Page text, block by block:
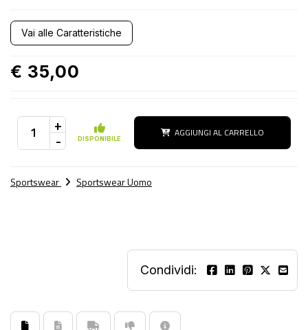
Vai alle Caratteristiche
€ 35,00
+
- DISPONIBILE AGGIUNGI AL CARRELLO
Sportswear Sportswear Uomo
Condividi: